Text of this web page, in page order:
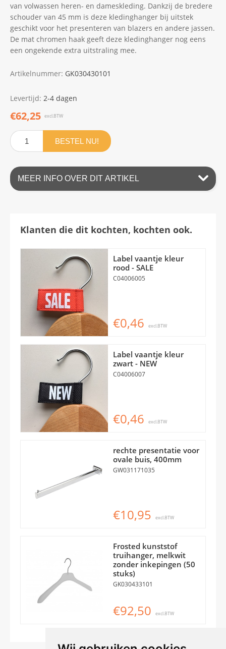
van volwassen heren- en dameskleding. Dankzij de bredere
schouder van 45 mm is deze kledinghanger bij uitstek
geschikt voor het presenteren van blazers en andere jassen.
De mat chromen haak geeft deze kledinghanger nog eens
een ongekende extra uitstraling mee.
Artikelnummer: GK030430101
Levertijd: 2-4 dagen
€62,25 excl.BTW
BESTEL NU!
MEER INFO OVER DIT ARTIKEL
Klanten die dit kochten, kochten ook.
Label vaantje kleur
rood - SALE
C04006005
€0,46 excl.BTW
Label vaantje kleur
zwart - NEW
C04006007
€0,46 excl.BTW
rechte presentatie voor
ovale buis, 400mm
GW031171035
€10,95 excl.BTW
Frosted kunststof
truihanger, melkwit
zonder inkepingen (50
stuks)
GK030433101
€92,50 excl.BTW